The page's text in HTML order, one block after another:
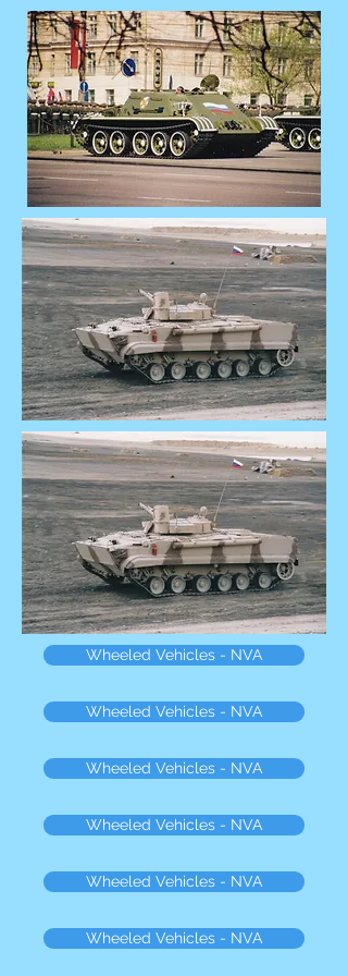
Wheeled Vehicles - NVA
Wheeled Vehicles - NVA
Wheeled Vehicles - NVA
Wheeled Vehicles - NVA
Wheeled Vehicles - NVA
Wheeled Vehicles - NVA